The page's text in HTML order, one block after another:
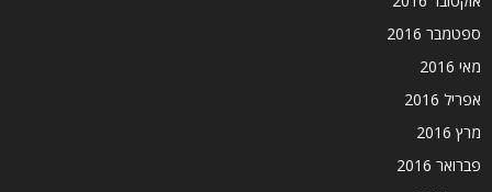
ספטמבר 2016
מאי 2016
אפריל 2016
מרץ 2016
פברואר 2016